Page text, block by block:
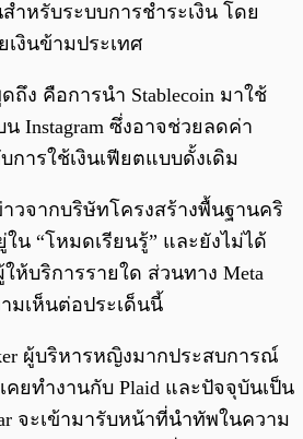
ำหรับระบบการชำระเงิน โดย
งินข้ามประเทศ
ง คือการนำ Stablecoin มาใช้
น Instagram ซึ่งอาจช่วยลดค่า
การใช้เงินเฟียตแบบดั้งเดิม
วจากบริษัทโครงสร้างพื้นฐานคริ
ใน “โหมดเรียนรู้” และยังไม่ได้
ห้บริการรายใด ส่วนทาง Meta
มเห็นต่อประเด็นนี้
ผู้บริหารหญิงมากประสบการณ์
คยทำงานกับ Plaid และปัจจุบันเป็น
จะเข้ามารับหน้าที่นำทัพในความ